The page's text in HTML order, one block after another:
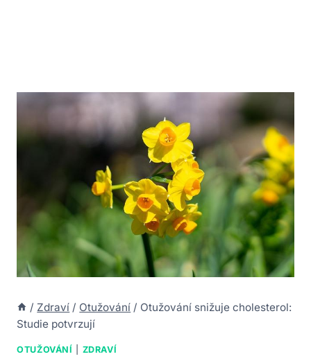
/ Zdraví / Otužování / Otužování snižuje cholesterol:
Studie potvrzují
OTUŽOVÁNÍ ZDRAVÍ